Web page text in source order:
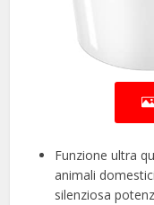
Funzione ultra
animali
silenziosa